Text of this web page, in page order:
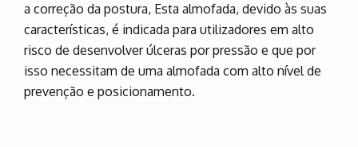
a correção da postura, Esta almofada, devido às suas
características, é indicada para utilizadores em alto
risco de desenvolver úlceras por pressão e que por
isso necessitam de uma almofada com alto nível de
prevenção e posicionamento.